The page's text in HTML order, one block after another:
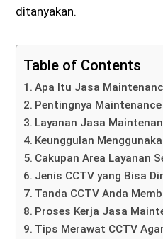
ditanyakan.
Table of Contents
Apa Itu Jasa
Pentingnya
Layanan Jasa
Keunggulan
Cakupan Area Layanan
Jenis CCTV yang Bisa
Tanda CCTV Anda
Proses Kerja Jasa
Tips Merawat CCTV